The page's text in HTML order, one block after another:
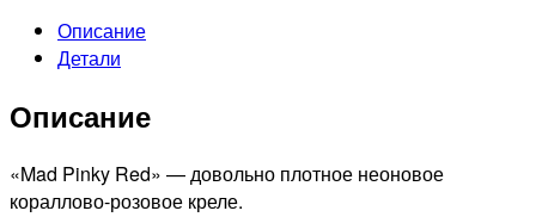
для
ногтей
Nail
Mad
Pinky
Описание
Детали
Описание
«Mad Pinky Red» — довольно плотное неоновое
кораллово-розовое креле.